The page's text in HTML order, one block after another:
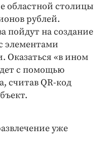
областной столицы
рублей.
пойдут на создание
элементами
Оказаться «в ином
с помощью
считав QR-код
уже